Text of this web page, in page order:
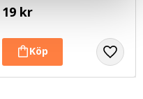
19 kr